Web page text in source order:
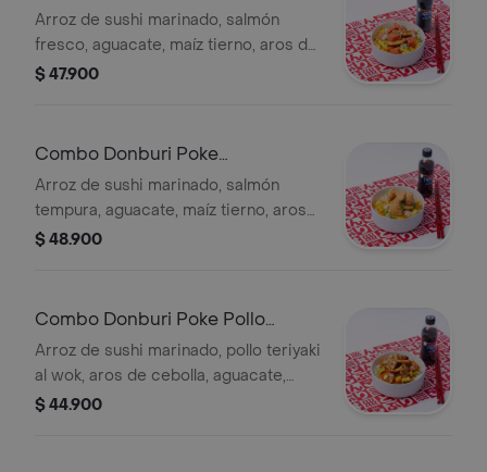
Philadelphia
Arroz de sushi marinado, salmón
fresco, aguacate, maíz tierno, aros de
cebolla, zanahoria, ajonjolí, cebollín,
$ 47.900
Combo Donburi Poke
Philadelphia Crunch
Arroz de sushi marinado, salmón
tempura, aguacate, maíz tierno, aros
de cebolla, zanahoria, ajonjolí cebollín,
$ 48.900
Combo Donburi Poke Pollo
Teriyaki
Arroz de sushi marinado, pollo teriyaki
al wok, aros de cebolla, aguacate,
zanahoria, cebollín, ajonjolí, salsa de la
$ 44.900